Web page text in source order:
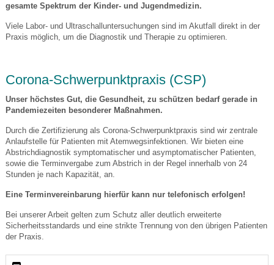
gesamte Spektrum der Kinder- und Jugendmedizin.
Viele Labor- und Ultraschalluntersuchungen sind im Akutfall direkt in der
Praxis möglich, um die Diagnostik und Therapie zu optimieren.
Corona-Schwerpunktpraxis (CSP)
Unser höchstes Gut, die Gesundheit, zu schützen bedarf gerade in
Pandemiezeiten besonderer Maßnahmen.
Durch die Zertifizierung als Corona-Schwerpunktpraxis sind wir zentrale
Anlaufstelle für Patienten mit Atemwegsinfektionen. Wir bieten eine
Abstrichdiagnostik symptomatischer und asymptomatischer Patienten,
sowie die Terminvergabe zum Abstrich in der Regel innerhalb von 24
Stunden je nach Kapazität, an.
Eine Terminvereinbarung hierfür kann nur telefonisch erfolgen!
Bei unserer Arbeit gelten zum Schutz aller deutlich erweiterte
Sicherheitsstandards und eine strikte Trennung von den übrigen Patienten
der Praxis.